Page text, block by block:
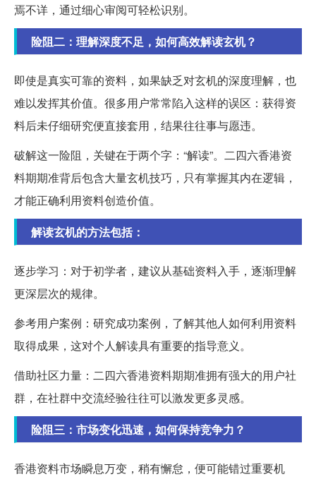
焉不详，通过细心审阅可轻松识别。
险阻二：理解深度不足，如何高效解读玄机？
即使是真实可靠的资料，如果缺乏对玄机的深度理解，也
难以发挥其价值。很多用户常常陷入这样的误区：获得资
料后未仔细研究便直接套用，结果往往事与愿违。
破解这一险阻，关键在于两个字：“解读”。二四六香港资
料期期准背后包含大量玄机技巧，只有掌握其内在逻辑，
才能正确利用资料创造价值。
解读玄机的方法包括：
逐步学习：对于初学者，建议从基础资料入手，逐渐理解
更深层次的规律。
参考用户案例：研究成功案例，了解其他人如何利用资料
取得成果，这对个人解读具有重要的指导意义。
借助社区力量：二四六香港资料期期准拥有强大的用户社
群，在社群中交流经验往往可以激发更多灵感。
险阻三：市场变化迅速，如何保持竞争力？
香港资料市场瞬息万变，稍有懈怠，便可能错过重要机